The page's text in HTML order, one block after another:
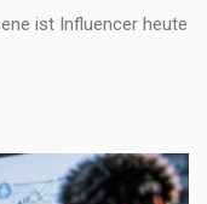
ist Influencer heute